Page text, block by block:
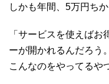
しかも年間、5万円ちか
「サービスを使えば
ーが開かれるんだろう。
こんなのをやってるや